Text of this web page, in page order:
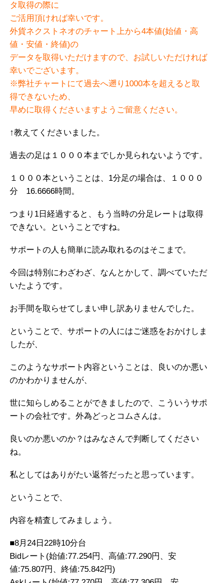
タ取得の際に
ご活用頂ければ幸いです。
外貨ネクストネオのチャート上から4本値(始値・高
値・安値・終値)の
データを取得いただけますので、お試しいただければ
幸いでございます。
※弊社チャートにて過去へ遡り1000本を超えると取
得できないため、
早めに取得くださいますようご留意ください。
↑教えてくださいました。
過去の足は１０００本までしか見られないようです。
１０００本ということは、1分足の場合は、１０００
分 16.6666時間。
つまり1日経過すると、もう当時の分足レートは取得
できない。ということですね。
サポートの人も簡単に読み取れるのはそこまで。
今回は特別にわざわざ、なんとかして、調べていただ
いたようです。
お手間を取らせてしまい申し訳ありませんでした。
ということで、サポートの人にはご迷惑をおかけしま
したが、
このようなサポート内容ということは、良いのか悪い
のかわかりませんが、
世に知らしめることができましたので、こういうサポ
ートの会社です。外為どっとコムさんは。
良いのか悪いのか？はみなさんで判断してください
ね。
私としてはありがたい返答だったと思っています。
ということで、
内容を精査してみましょう。
■8月24日22時10分台
Bidレート(始値:77.254円、高値:77.290円、安
値:75.807円、終値:75.842円)